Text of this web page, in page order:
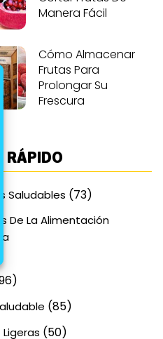
Manera Fácil
Cómo Almacenar
Frutas Para
Prolongar Su
Frescura
RÁPIDO
Saludables (73)
De La Alimentación
(85)
(50)